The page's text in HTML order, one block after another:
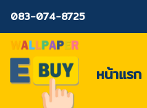
083-074-8725
หน้าแรก